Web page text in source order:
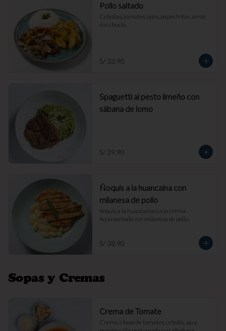
Pollo saltado
Cebollas, tomates, ajíes, papas fritas, arroz
con choclo.
S/ 33.90
Spaguetti al pesto limeño con
sábana de lomo
S/ 39.90
Ñoquis a la huancaína con
milanesa de pollo
ñoquis a la huancaína o a la crema
Acompañado con milanesa de pollo.
S/ 38.90
Sopas y Cremas
Crema de Tomate
Crema a base de tomates, cebolla, ajo y